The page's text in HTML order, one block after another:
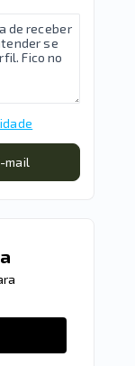
mail